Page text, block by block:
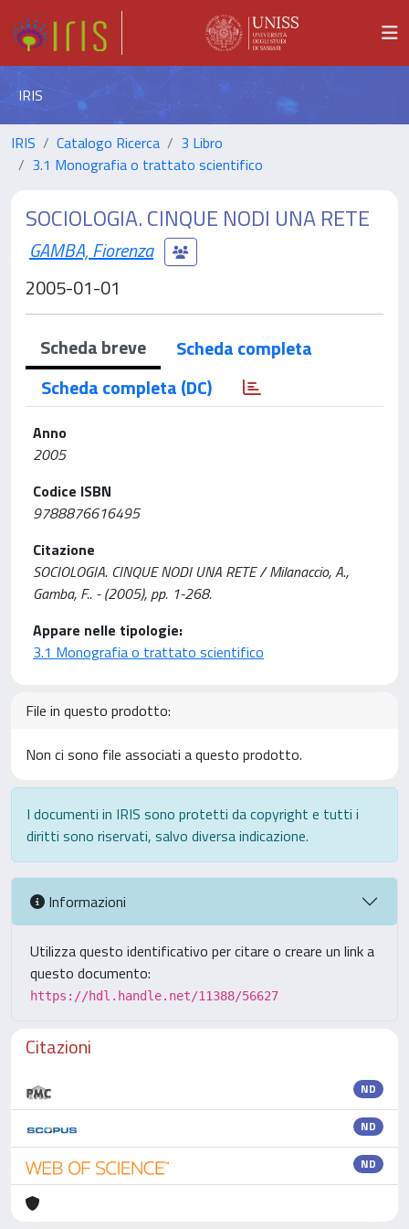
IRIS
IRIS Catalogo Ricerca
3 Libro
3.1 Monografia o trattato scientifico
SOCIOLOGIA. CINQUE NODI UNA RETE
GAMBA, Fiorenza
2005-01-01
Scheda breve
Scheda completa
Scheda completa (DC)
Anno
2005
Codice ISBN
9788876616495
Citazione
SOCIOLOGIA. CINQUE NODI UNA RETE / Milanaccio, A.,
Gamba, F.. - (2005), pp. 1-268.
Appare nelle tipologie:
3.1 Monografia o trattato scientifico
File in questo prodotto:
Non ci sono file associati a questo prodotto.
I documenti in IRIS sono protetti da copyright e tutti i
diritti sono riservati, salvo diversa indicazione.
Informazioni
Utilizza questo identificativo per citare o creare un link a
questo documento:
https://hdl.handle.net/11388/56627
Citazioni
ND
ND
ND